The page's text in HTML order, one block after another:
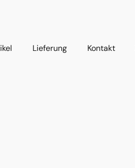
Lieferung Kontakt